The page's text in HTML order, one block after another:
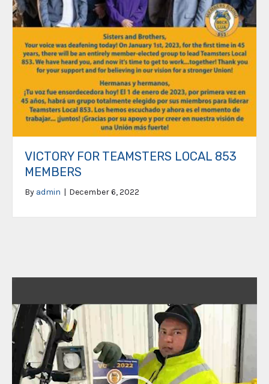
VICTORY FOR TEAMSTERS LOCAL 853
MEMBERS
By admin | December 6, 2022
Player